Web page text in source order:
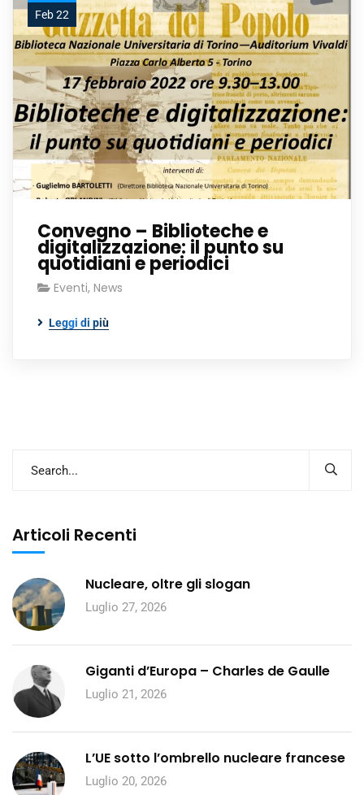
Feb 22
Convegno – Biblioteche e
digitalizzazione: il punto su
quotidiani e periodici
Eventi, News
Leggi di più
Articoli Recenti
Nucleare, oltre gli slogan
Luglio 27, 2026
Giganti d’Europa – Charles de Gaulle
Luglio 21, 2026
L’UE sotto l’ombrello nucleare francese
Luglio 20, 2026